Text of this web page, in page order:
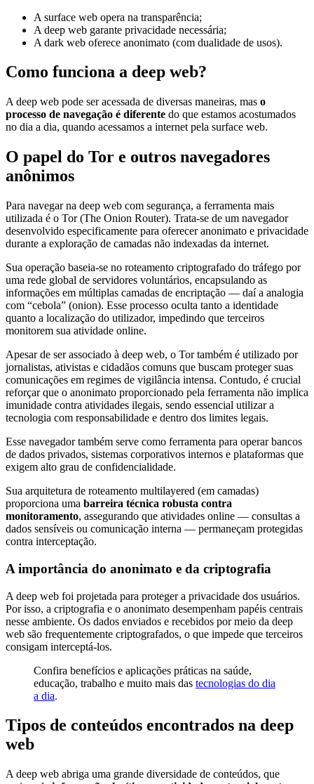
A surface web opera na transparência;
A deep web garante privacidade necessária;
A dark web oferece anonimato (com dualidade de usos).
Como funciona a deep web?
A deep web pode ser acessada de diversas maneiras, mas o
processo de navegação é diferente do que estamos acostumados
no dia a dia, quando acessamos a internet pela surface web.
O papel do Tor e outros navegadores
anônimos
Para navegar na deep web com segurança, a ferramenta mais
utilizada é o Tor (The Onion Router). Trata-se de um navegador
desenvolvido especificamente para oferecer anonimato e privacidade
durante a exploração de camadas não indexadas da internet.
Sua operação baseia-se no roteamento criptografado do tráfego por
uma rede global de servidores voluntários, encapsulando as
informações em múltiplas camadas de encriptação — daí a analogia
com “cebola” (onion). Esse processo oculta tanto a identidade
quanto a localização do utilizador, impedindo que terceiros
monitorem sua atividade online.
Apesar de ser associado à deep web, o Tor também é utilizado por
jornalistas, ativistas e cidadãos comuns que buscam proteger suas
comunicações em regimes de vigilância intensa. Contudo, é crucial
reforçar que o anonimato proporcionado pela ferramenta não implica
imunidade contra atividades ilegais, sendo essencial utilizar a
tecnologia com responsabilidade e dentro dos limites legais.
Esse navegador também serve como ferramenta para operar bancos
de dados privados, sistemas corporativos internos e plataformas que
exigem alto grau de confidencialidade.
Sua arquitetura de roteamento multilayered (em camadas)
proporciona uma barreira técnica robusta contra
monitoramento, assegurando que atividades online — consultas a
dados sensíveis ou comunicação interna — permaneçam protegidas
contra interceptação.
A importância do anonimato e da criptografia
A deep web foi projetada para proteger a privacidade dos usuários.
Por isso, a criptografia e o anonimato desempenham papéis centrais
nesse ambiente. Os dados enviados e recebidos por meio da deep
web são frequentemente criptografados, o que impede que terceiros
consigam interceptá-los.
Confira benefícios e aplicações práticas na saúde,
educação, trabalho e muito mais das tecnologias do dia
a dia.
Tipos de conteúdos encontrados na deep
web
A deep web abriga uma grande diversidade de conteúdos, que